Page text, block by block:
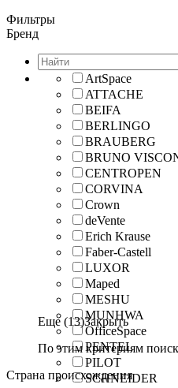
Фильтры
Бренд
ArtSpace
ATTACHE
BEIFA
BERLINGO
BRAUBERG
BRUNO
CENTROPEN
CORVINA
Crown
deVente
Erich Krause
Faber-Castell
LUXOR
Maped
MESHU
MUNHWA
OfficeSpace
PENTEL
PILOT
SCHNEIDER
Еще (13)Закрыть
По этим критериям
Страна происхождения